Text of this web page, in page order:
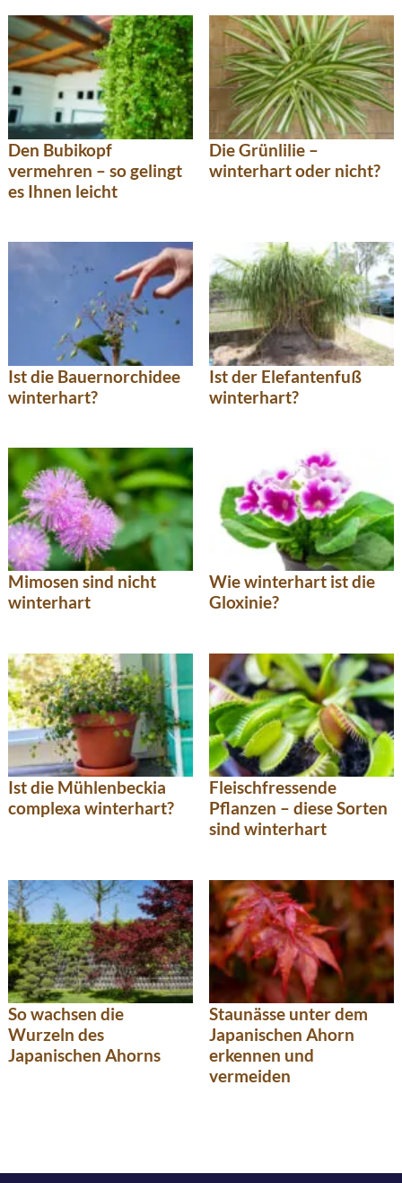
Den Bubikopf
vermehren – so gelingt
es Ihnen leicht
Die Grünlilie –
winterhart oder nicht?
Ist die Bauernorchidee
winterhart?
Ist der Elefantenfuß
winterhart?
Mimosen sind nicht
winterhart
Wie winterhart ist die
Gloxinie?
Ist die Mühlenbeckia
complexa winterhart?
Fleischfressende
Pflanzen – diese Sorten
sind winterhart
So wachsen die
Wurzeln des
Japanischen Ahorns
Staunässe unter dem
Japanischen Ahorn
erkennen und
vermeiden